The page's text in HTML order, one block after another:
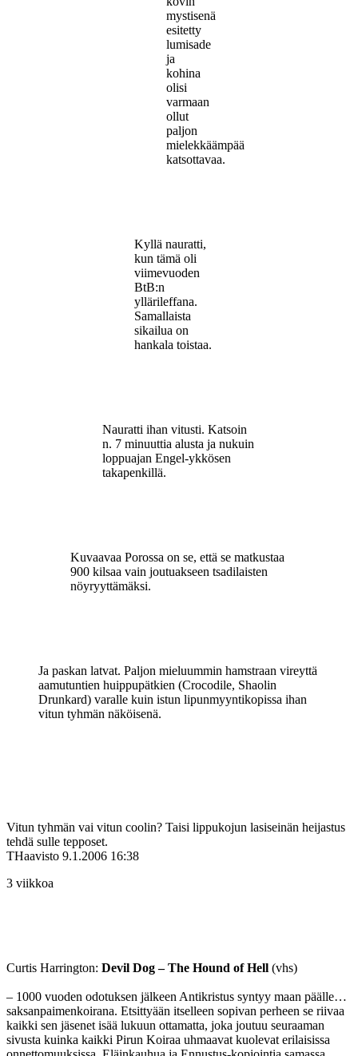
mystisenä
esitetty
lumisade
ja
kohina
olisi
varmaan
ollut
paljon
mielekkäämpää
katsottavaa.
Kyllä nauratti,
kun tämä oli
viimevuoden
BtB:n
yllärileffana.
Samallaista
sikailua on
hankala toistaa.
Nauratti ihan vitusti. Katsoin
n. 7 minuuttia alusta ja nukuin
loppuajan Engel-ykkösen
takapenkillä.
Kuvaavaa Porossa on se, että se matkustaa
900 kilsaa vain joutuakseen tsadilaisten
nöyryyttämäksi.
Ja paskan latvat. Paljon mieluummin hamstraan vireyttä
aamutuntien huippupätkien (Crocodile, Shaolin
Drunkard) varalle kuin istun lipunmyyntikopissa ihan
vitun tyhmän näköisenä.
Vitun tyhmän vai vitun coolin? Taisi lippukojun lasiseinän heijastus
tehdä sulle tepposet.
THaavisto 9.1.2006 16:38
3 viikkoa
Curtis Harrington: Devil Dog – The Hound of Hell (vhs)
– 1000 vuoden odotuksen jälkeen Antikristus syntyy maan päälle…
saksanpaimenkoirana. Etsittyään itselleen sopivan perheen se riivaa
kaikki sen jäsenet isää lukuun ottamatta, joka joutuu seuraaman
sivusta kuinka kaikki Pirun Koiraa uhmaavat kuolevat erilaisissa